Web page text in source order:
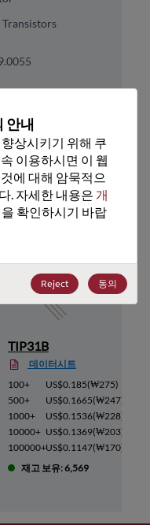
품
TIP31B
데이터시트
100+
US$0.185(₩275)
500+
US$0.1665(₩247)
1000+
US$0.1536(₩228)
10000+ US$0.1369(₩203)
100000+US$0.1147(₩170)
재고 보유: 6,569
안내
상시키기 위해 쿠
이용하시면 이 웹
에 대해 암묵적으
. 자세한 내용은 개
을 확인하시기 바랍
Reject 동의